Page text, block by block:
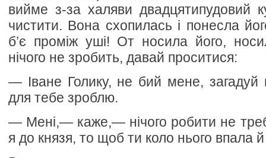
вийме з-за халяви двадцятипудовий
чистити. Вона схопилась і понесла
б’є проміж уші! От носила його,
нічого не зробить, давай проситися:
— Іване Голику, не бий мене,
для тебе зроблю.
— Мені,— каже,— нічого робити не
я до князя, то щоб ти коло нього впала